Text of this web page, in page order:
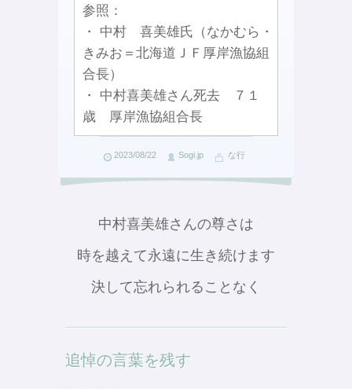
参照：
・ 中村 喜美雄氏（なかむら・
きみお＝北海道ＪＦ厚岸漁協組
合長）
・ 中村喜美雄さん死去 ７１
歳 厚岸漁協組合長
2023/08/22 Sogi.jp な行
中村喜美雄さんの尊さは
時を越えて永遠に生き続けます
決して忘れられることなく
追悼の言葉を残す